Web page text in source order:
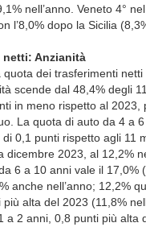
nell’anno. Veneto 4°
l’8,0% dopo la Sicilia
netti: Anzianità
quota dei trasferimenti
scende dal 48,4% degli
in meno rispetto al 2023,
La quota di auto da 4 a
di 0,1 punti rispetto agli 11
dicembre 2023, al 12,2%
6 a 10 anni vale il 17,0%
anche nell’anno; 12,2%
alta del 2023 (11,8%
a 2 anni, 0,8 punti più alta